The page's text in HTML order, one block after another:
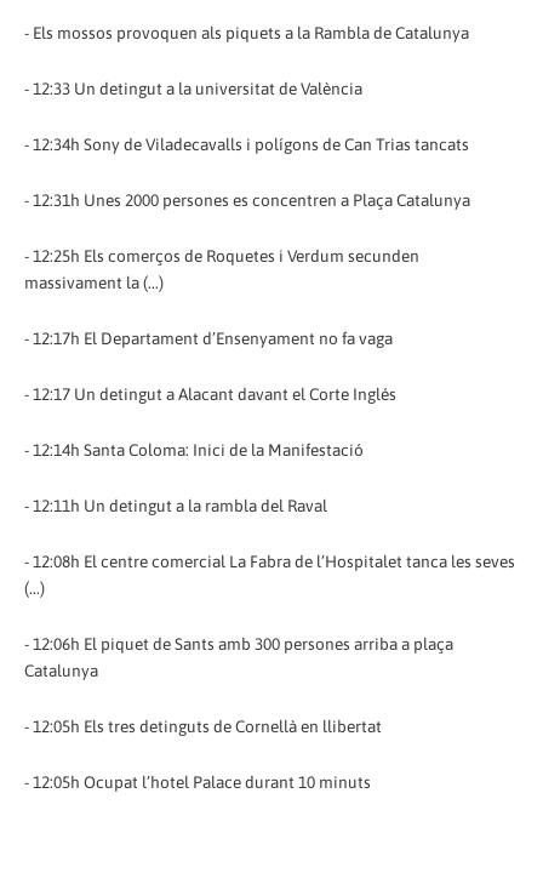
- Els mossos provoquen als piquets a la Rambla de Catalunya
- 12:33 Un detingut a la universitat de València
- 12:34h Sony de Viladecavalls i polígons de Can Trias tancats
- 12:31h Unes 2000 persones es concentren a Plaça Catalunya
- 12:25h Els comerços de Roquetes i Verdum secunden
massivament la (...)
- 12:17h El Departament d’Ensenyament no fa vaga
- 12:17 Un detingut a Alacant davant el Corte Inglés
- 12:14h Santa Coloma: Inici de la Manifestació
- 12:11h Un detingut a la rambla del Raval
- 12:08h El centre comercial La Fabra de l’Hospitalet tanca les seves
(...)
- 12:06h El piquet de Sants amb 300 persones arriba a plaça
Catalunya
- 12:05h Els tres detinguts de Cornellà en llibertat
- 12:05h Ocupat l’hotel Palace durant 10 minuts